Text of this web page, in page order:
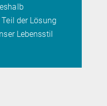
der Lösung
Lebensstil